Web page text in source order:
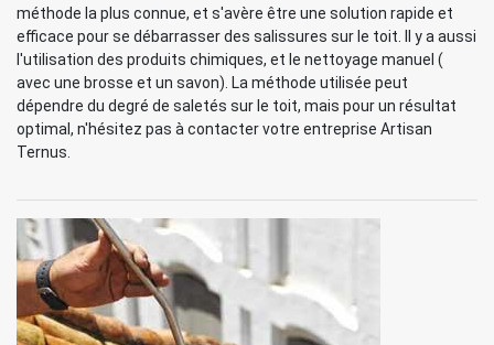
méthode la plus connue, et s'avère être une solution rapide et
efficace pour se débarrasser des salissures sur le toit. Il y a aussi
l'utilisation des produits chimiques, et le nettoyage manuel (
avec une brosse et un savon). La méthode utilisée peut
dépendre du degré de saletés sur le toit, mais pour un résultat
optimal, n'hésitez pas à contacter votre entreprise Artisan
Ternus.